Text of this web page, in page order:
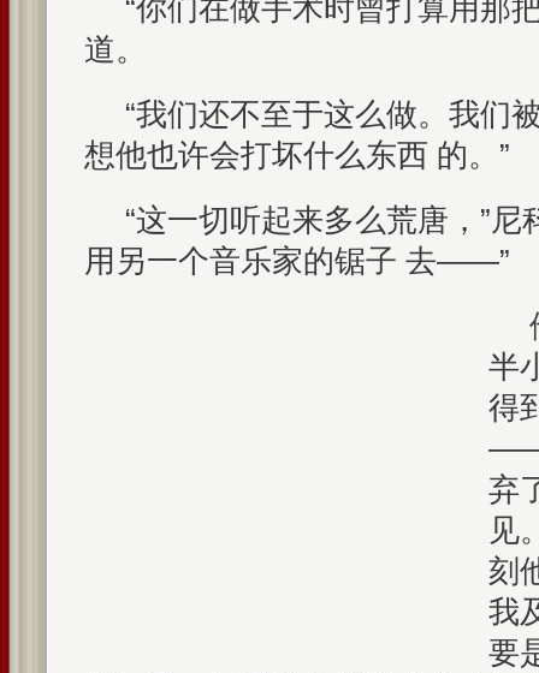
“你们在做手术时曾打算用那
道。
“我们还不至于这么做。我们
想他也许会打坏什么东西 的。”
“这一切听起来多么荒唐，”尼
用另一个音乐家的锯子 去——”
半
得
——
弃
见
刻
我
要